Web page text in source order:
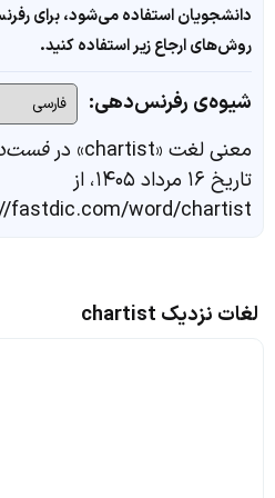
دانشجویان استفاده می‌شود، برای
روش‌های ارجاع زیر استفاده کنید.
شیوه‌ی رفرنس‌دهی:
معنی لغت «chartist» در
تاریخ ۱۶ مرداد ۱۴۰۵، از
fastdic.com/word/chartist
لغات نزدیک chartist